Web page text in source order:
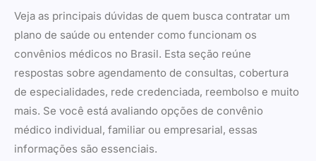
Veja as principais dúvidas de quem busca contratar um
plano de saúde ou entender como funcionam os
convênios médicos no Brasil. Esta seção reúne
respostas sobre agendamento de consultas, cobertura
de especialidades, rede credenciada, reembolso e muito
mais. Se você está avaliando opções de convênio
médico individual, familiar ou empresarial, essas
informações são essenciais.